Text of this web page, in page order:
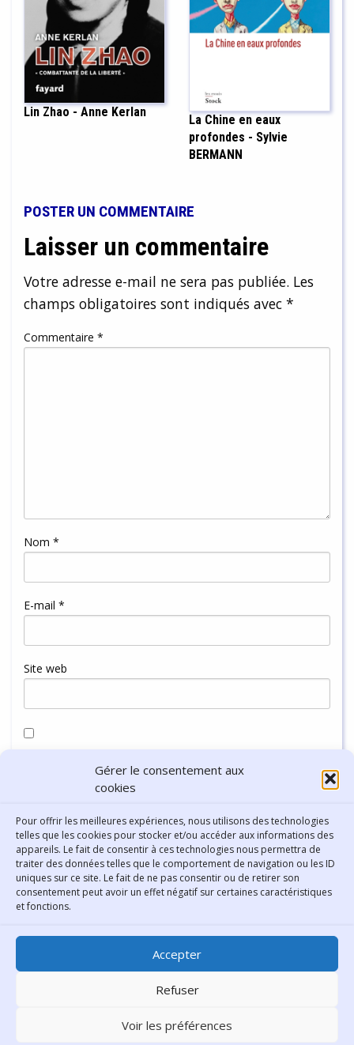
Gérer le consentement aux
cookies
Pour offrir les meilleures expériences, nous utilisons des technologies
telles que les cookies pour stocker et/ou accéder aux informations des
appareils. Le fait de consentir à ces technologies nous permettra de
traiter des données telles que le comportement de navigation ou les ID
uniques sur ce site. Le fait de ne pas consentir ou de retirer son
consentement peut avoir un effet négatif sur certaines caractéristiques
et fonctions.
Accepter
Refuser
Voir les préférences
Lin Zhao - Anne Kerlan
La Chine en eaux
profondes - Sylvie
BERMANN
POSTER UN COMMENTAIRE
Laisser un commentaire
Votre adresse e-mail ne sera pas publiée. Les
champs obligatoires sont indiqués avec *
Commentaire *
Nom *
E-mail *
Site web
navigateur pour mon prochain commentaire.
Bibliothèque municipale de
Lyon
30 Boulevard Vivier-Merle